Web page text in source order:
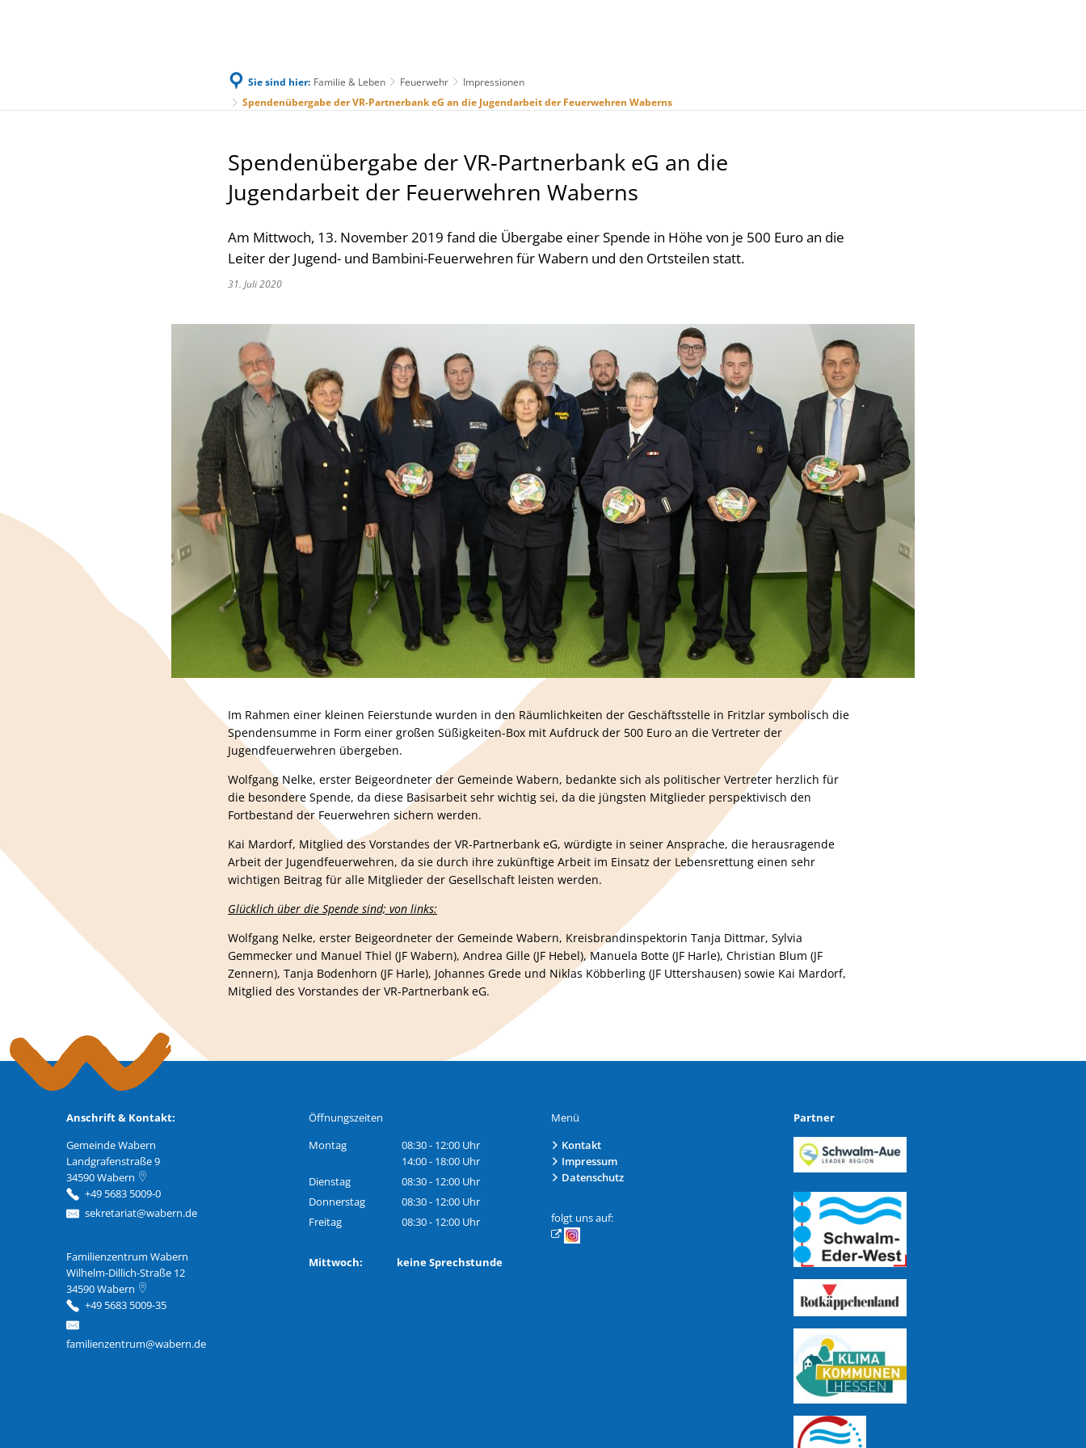
Bürgerservice & Rathaus Freizeit & Tourismus Wirtschaft & Handel
Sie sind hier: Familie & Leben Feuerwehr
Impressionen
Spendenübergabe der VR-Partnerbank eG an die Jugendarbeit der Feuerwehren Waberns
Spendenübergabe der VR-Partnerbank eG an die
Jugendarbeit der Feuerwehren Waberns
Am Mittwoch, 13. November 2019 fand die Übergabe einer Spende in Höhe von je 500 Euro an die
Leiter der Jugend- und Bambini-Feuerwehren für Wabern und den Ortsteilen statt.
31. Juli 2020
Im Rahmen einer kleinen Feierstunde wurden in den Räumlichkeiten der Geschäftsstelle in Fritzlar symbolisch die
Spendensumme in Form einer großen Süßigkeiten-Box mit Aufdruck der 500 Euro an die Vertreter der
Jugendfeuerwehren übergeben.
Wolfgang Nelke, erster Beigeordneter der Gemeinde Wabern, bedankte sich als politischer Vertreter herzlich für
die besondere Spende, da diese Basisarbeit sehr wichtig sei, da die jüngsten Mitglieder perspektivisch den
Fortbestand der Feuerwehren sichern werden.
Kai Mardorf, Mitglied des Vorstandes der VR-Partnerbank eG, würdigte in seiner Ansprache, die herausragende
Arbeit der Jugendfeuerwehren, da sie durch ihre zukünftige Arbeit im Einsatz der Lebensrettung einen sehr
wichtigen Beitrag für alle Mitglieder der Gesellschaft leisten werden.
Glücklich über die Spende sind; von links:
Wolfgang Nelke, erster Beigeordneter der Gemeinde Wabern, Kreisbrandinspektorin Tanja Dittmar, Sylvia
Gemmecker und Manuel Thiel (JF Wabern), Andrea Gille (JF Hebel), Manuela Botte (JF Harle), Christian Blum (JF
Zennern), Tanja Bodenhorn (JF Harle), Johannes Grede und Niklas Köbberling (JF Uttershausen) sowie Kai Mardorf,
Mitglied des Vorstandes der VR-Partnerbank eG.
Anschrift & Kontakt:
Gemeinde Wabern
Landgrafenstraße 9
34590Wabern
+49 5683 5009-0
sekretariat@wabern.de
Familienzentrum Wabern
Familienzentrum Wabern
Wilhelm-Dillich-Straße 12
34590Wabern
+49 5683 5009-35
familienzentrum@wabern.de
Öffnungszeiten
Montag
08:30- 12:00 Uhr
Von 08:30 bis 12:00 Uhr
14:00- 18:00 Uhr
Von 14:00 bis 18:00 Uhr
Dienstag 08:30- 12:00 Uhr
Von 08:30 bis 12:00 Uhr
Donnerstag 08:30- 12:00 Uhr
Von 08:30 bis 12:00 Uhr
Freitag 08:30- 12:00 Uhr
Mittwoch: keine Sprechstunde
Menü
Kontakt
Impressum
Datenschutz
folgt uns auf:
Partner